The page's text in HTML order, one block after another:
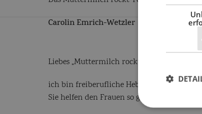
Carolin Emrich-Wetzler
Liebes „Muttermilch rockt“-Team,
ich bin freiberufliche Hebamme aus
Sie helfen den Frauen so gut, und ich